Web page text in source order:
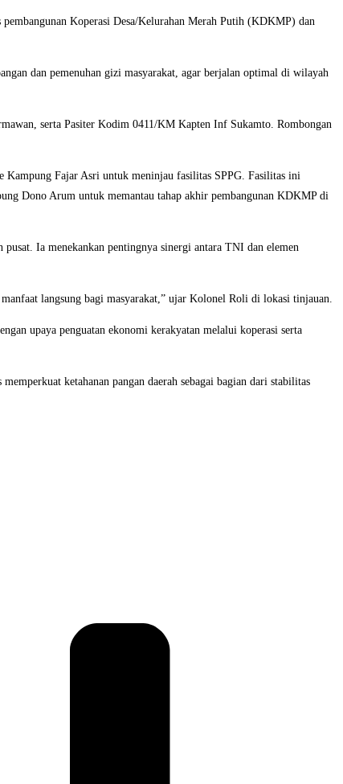
Koperasi Desa/Kelurahan Merah Putih (KDKMP) dan
dan pemenuhan gizi masyarakat, agar berjalan optimal di wilayah
serta Pasiter Kodim 0411/KM Kapten Inf Sukamto. Rombongan
Kampung Fajar Asri untuk meninjau fasilitas SPPG. Fasilitas ini
Dono Arum untuk memantau tahap akhir pembangunan KDKMP di
Ia menekankan pentingnya sinergi antara TNI dan elemen
langsung bagi masyarakat,” ujar Kolonel Roli di lokasi tinjauan.
upaya penguatan ekonomi kerakyatan melalui koperasi serta
ketahanan pangan daerah sebagai bagian dari stabilitas